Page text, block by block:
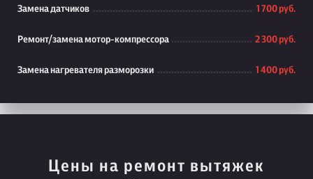
Замена датчиков 1 700 руб.
Ремонт/замена мотор-компрессора 2 300 руб.
Замена нагревателя разморозки 1 400 руб.
Цены на ремонт вытяжек